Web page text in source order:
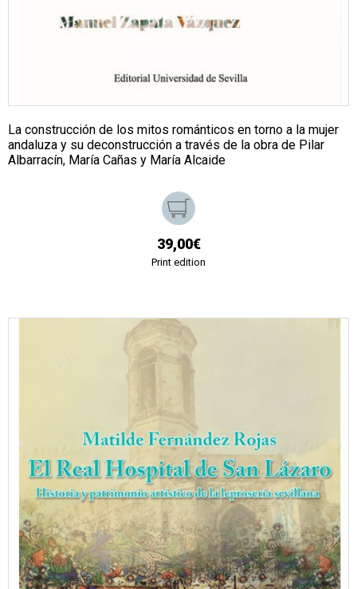
La construcción de los mitos románticos en torno a la mujer
andaluza y su deconstrucción a través de la obra de Pilar
Albarracín, María Cañas y María Alcaide
39,00€
Print edition